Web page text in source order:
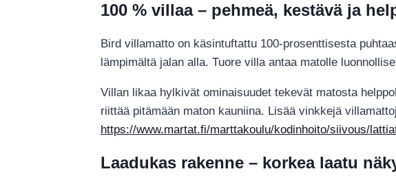
100 % villaa – pehmeä, kestävä ja
Bird villamatto on käsintuftattu 100-prosenttisesta
lämpimältä jalan alla. Tuore villa antaa matolle
Villan likaa hylkivät ominaisuudet tekevät matosta
riittää pitämään maton kauniina. Lisää vinkkejä
https://www.martat.fi/marttakoulu/kodinhoito/siivous/
Laadukas rakenne – korkea laatu